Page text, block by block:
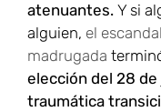
atenuantes. Y si
alguien, el
madrugada
elección del 28
traumática